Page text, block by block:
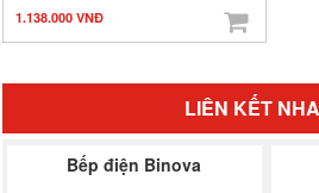
1.138.000 VNĐ
LIÊN KẾT
Bếp điện Binova